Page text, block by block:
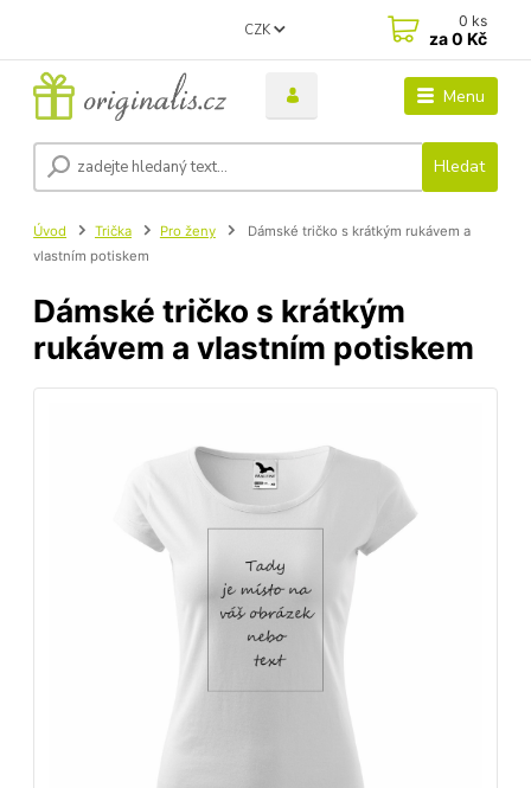
Menu
CZK
Hledat
0 ks
za0 Kč
Úvod Trička Pro ženy
Dámské tričko s krátkým rukávem a
vlastním potiskem
Dámské tričko s krátkým
rukávem a vlastním potiskem